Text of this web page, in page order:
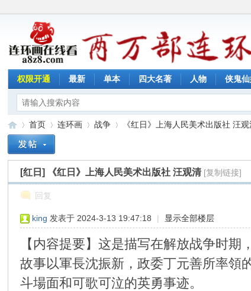
权限开通 最新 单本 四大名著 人物 侠鬼
»
首页 连环画
›
战争
›
《红日》上海人民美术出版社 汪
[红日] 《红日》上海人民美术出版社 汪观清 [复制链接]
回复
king 发表于 2024-3-13 19:47:18 | 显示全部楼层
【内容提要】这是描写在解放战争时
故事以軍長沈振新，政委丁元善所率領
斗場面和可歌可泣的英勇事迹。